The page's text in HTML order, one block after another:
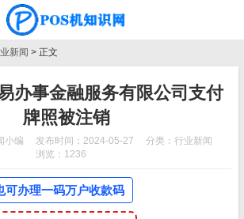
新闻 > 正文
办事金融服务有限公司支付
牌照被注销
小编 发布时间：2024-05-27 分类： 行业新闻
浏览：1236
可办理一码万户收款码